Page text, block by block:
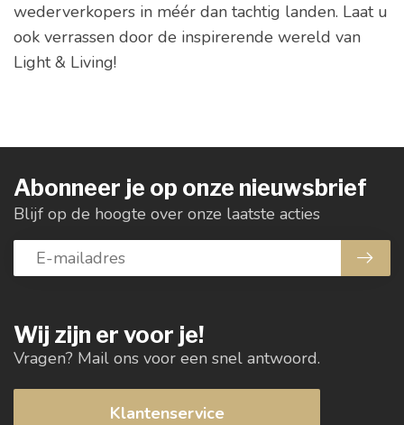
wederverkopers in méér dan tachtig landen. Laat u
ook verrassen door de inspirerende wereld van
Light & Living!
Wij zijn er voor je!
Vragen? Mail ons voor een snel antwoord.
Klantenservice
Abonneer je op onze nieuwsbrief
Blijf op de hoogte over onze laatste acties